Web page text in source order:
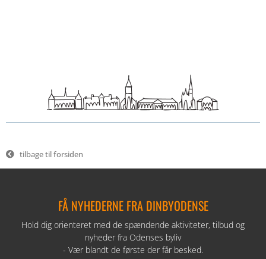
tilbage til forsiden
FÅ NYHEDERNE FRA DINBYODENSE
Hold dig orienteret med de spændende aktiviteter, tilbud og
nyheder fra Odenses byliv
- Vær blandt de første der får besked.